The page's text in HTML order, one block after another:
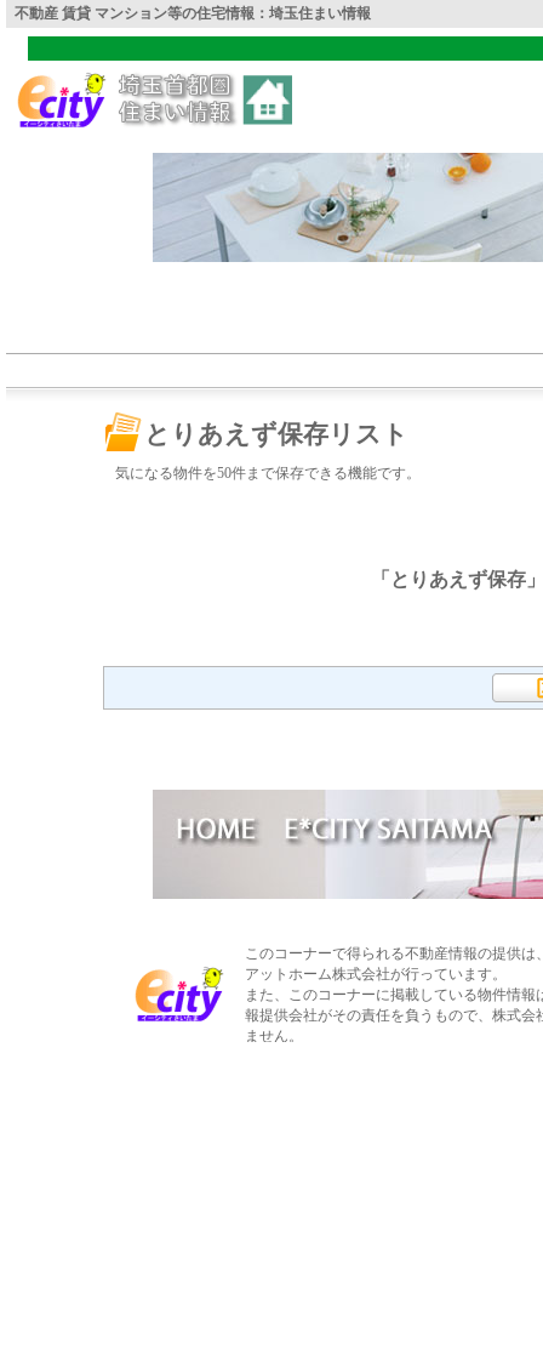
不動産 賃貸 マンション等の住宅情報：埼玉住まい情報
とりあえず保存リスト
気になる物件を50件まで保存できる機能です。
「とりあえず保存